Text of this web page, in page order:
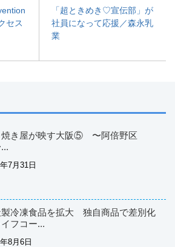
セス
「超ときめき♡宣伝部」が
社員になって応援／森永乳
業
焼き屋が映す大阪⑤ 〜阿倍野区
7月31日
製冷凍食品を拡大 独自商品で差別化
イフコー...
8月6日